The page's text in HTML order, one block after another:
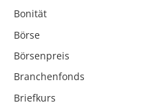
Bonität
Börse
Börsenpreis
Branchenfonds
Briefkurs